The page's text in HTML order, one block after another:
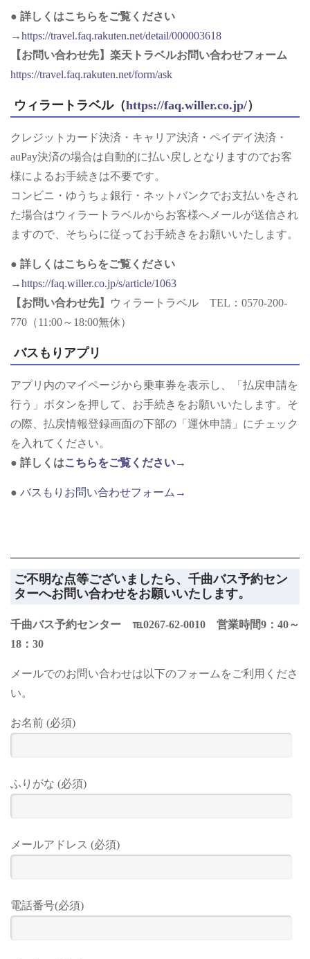
● 詳しくはこちらをご覧ください
→https://travel.faq.rakuten.net/detail/000003618
【お問い合わせ先】楽天トラベルお問い合わせフォーム
https://travel.faq.rakuten.net/form/ask
ウィラートラベル（https://faq.willer.co.jp/）
クレジットカード決済・キャリア決済・ペイデイ決済・
auPay決済の場合は自動的に払い戻しとなりますのでお客
様によるお手続きは不要です。
コンビニ・ゆうちょ銀行・ネットバンクでお支払いをされ
た場合はウィラートラベルからお客様へメールが送信され
ますので、そちらに従ってお手続きをお願いいたします。
● 詳しくはこちらをご覧ください
→https://faq.willer.co.jp/s/article/1063
【お問い合わせ先】
ウィラートラベル TEL：0570-200-
770（11:00～18:00無休）
バスもりアプリ
アプリ内のマイページから乗車券を表示し、「払戻申請を
行う」ボタンを押して、お手続きをお願いいたします。そ
の際、払戻情報登録画面の下部の「運休申請」にチェック
を入れてください。
● 詳しくはこちらをご覧ください→
● バスもりお問い合わせフォーム→
ご不明な点等ございましたら、千曲バス予約セン
ターへお問い合わせをお願いいたします。
千曲バス予約センター ℡0267-62-0010 営業時間9：40～
18：30
メールでのお問い合わせは以下のフォームをご利用くださ
い。
お名前 (必須)
ふりがな (必須)
メールアドレス (必須)
電話番号(必須)